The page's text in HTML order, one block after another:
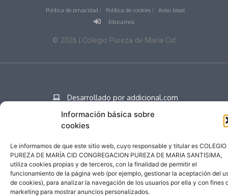
Información básica sobre
cookies
Le informamos de que este sitio web, cuyo responsable y titular es COLEGIO
PUREZA DE MARÍA CID CONGREGACION PUREZA DE MARIA SANTISIMA,
utiliza cookies propias y de terceros, con la finalidad de permitir el
funcionamiento de la página web (por ejemplo, gestionar la aceptación del
de cookies), para analizar la navegación de los usuarios por ella y con fines
marketing para mostrar anuncios personalizados.
Política de privacidad Política de cookies
Aviso legal
Educamos
© 2026 | Colegio Pureza de María Cid
Desarrollado por addicional.com
Español